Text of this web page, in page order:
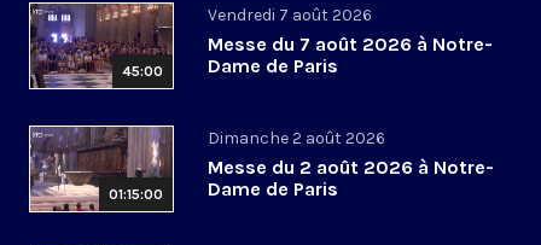
45:00
Vendredi 7 août 2026
Messe du 7 août 2026 à Notre-
Dame de Paris
01:15:00
Dimanche 2 août 2026
Messe du 2 août 2026 à Notre-
Dame de Paris